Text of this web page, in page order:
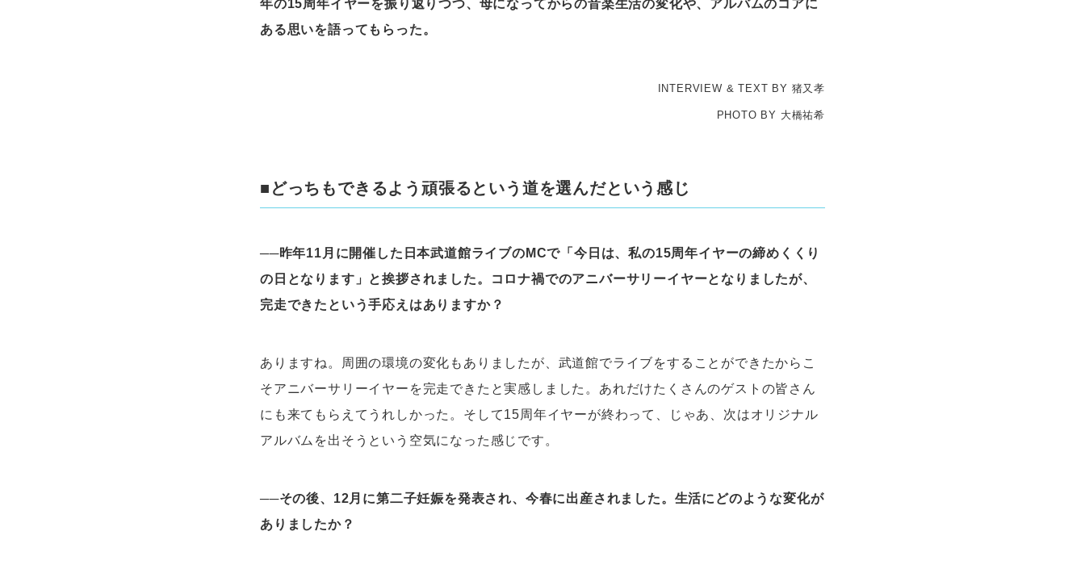
年の15周年イヤーを振り返りつつ、母になってからの音楽生活の変化や、アルバムのコアに
ある思いを語ってもらった。
INTERVIEW & TEXT BY 猪又孝
PHOTO BY 大橋祐希
■どっちもできるよう頑張るという道を選んだという感じ
──昨年11月に開催した日本武道館ライブのMCで「今日は、私の15周年イヤーの締めくくり
の日となります」と挨拶されました。コロナ禍でのアニバーサリーイヤーとなりましたが、
完走できたという手応えはありますか？
ありますね。周囲の環境の変化もありましたが、武道館でライブをすることができたからこ
そアニバーサリーイヤーを完走できたと実感しました。あれだけたくさんのゲストの皆さん
にも来てもらえてうれしかった。そして15周年イヤーが終わって、じゃあ、次はオリジナル
アルバムを出そうという空気になった感じです。
──その後、12月に第二子妊娠を発表され、今春に出産されました。生活にどのような変化が
ありましたか？